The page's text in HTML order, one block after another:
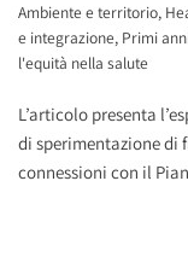
Ambiente e territorio,
e integrazione, Primi
l'equità nella salute
L’articolo presenta
di sperimentazione di
connessioni con il